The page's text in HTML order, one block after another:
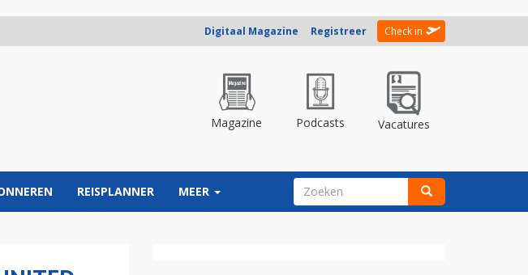
Digitaal Magazine Registreer Check in
Magazine Podcasts Vacatures
REISPLANNER MEER ZOEKVELD